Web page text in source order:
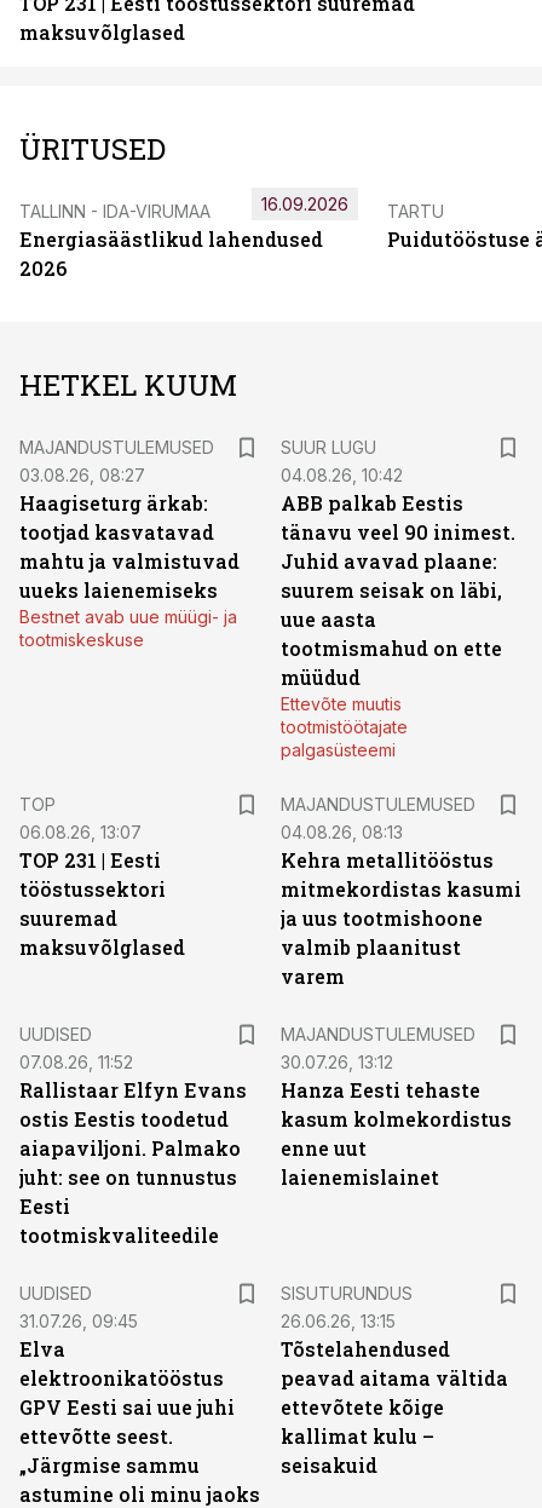
maksuvõlglased
ÜRITUSED
TALLINN - IDA-VIRUMAA
Energiasäästlikud lahendused
2026
16.09.2026 TARTU
Puidutööstuse
HETKEL KUUM
MAJANDUSTULEMUSED
03.08.26, 08:27
Haagiseturg ärkab:
tootjad kasvatavad
mahtu ja valmistuvad
uueks laienemiseks
Bestnet avab uue müügi- ja
tootmiskeskuse
SUUR LUGU
04.08.26, 10:42
ABB palkab Eestis
tänavu veel 90 inimest.
Juhid avavad plaane:
suurem seisak on läbi,
uue aasta
tootmismahud on ette
müüdud
Ettevõte muutis
tootmistöötajate
palgasüsteemi
TOP
06.08.26, 13:07
TOP 231 | Eesti
tööstussektori
suuremad
maksuvõlglased
MAJANDUSTULEMUSED
04.08.26, 08:13
Kehra metallitööstus
mitmekordistas kasumi
ja uus tootmishoone
valmib plaanitust
varem
UUDISED
07.08.26, 11:52
Rallistaar Elfyn Evans
ostis Eestis toodetud
aiapaviljoni. Palmako
juht: see on tunnustus
Eesti
tootmiskvaliteedile
MAJANDUSTULEMUSED
30.07.26, 13:12
Hanza Eesti tehaste
kasum kolmekordistus
enne uut
laienemislainet
UUDISED
31.07.26, 09:45
Elva
elektroonikatööstus
GPV Eesti sai uue juhi
ettevõtte seest.
„Järgmise sammu
astumine oli minu jaoks
SISUTURUNDUS
26.06.26, 13:15
Tõstelahendused
peavad aitama vältida
ettevõtete kõige
kallimat kulu –
seisakuid